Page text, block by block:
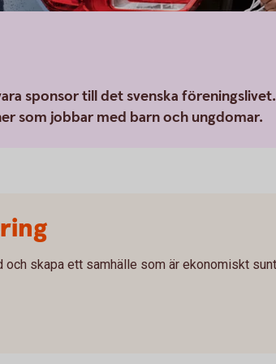
sponsor till det svenska
som jobbar med barn och ungdomar.
skapa ett samhälle som är ekonomiskt